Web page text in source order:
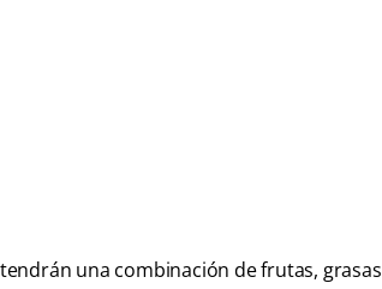
una combinación de frutas, grasas